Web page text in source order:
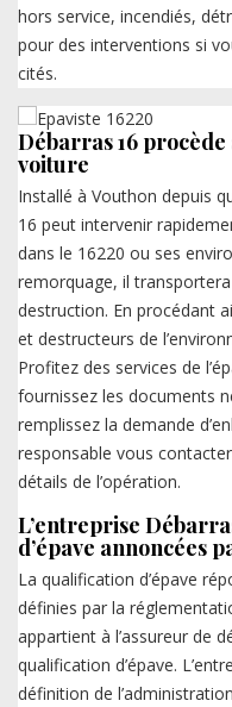
hors service, incendiés,
pour des interventions si
cités.
Débarras 16 procède
voiture
Installé à Vouthon depuis
16 peut intervenir
dans le 16220 ou ses
remorquage, il
destruction. En procédant
et destructeurs de
Profitez des services de
fournissez les documents
remplissez la demande
responsable vous
détails de l’opération.
L’entreprise
d’épave annoncées
La qualification d’épave
définies par la
appartient à l’assureur de
qualification d’épave.
définition de